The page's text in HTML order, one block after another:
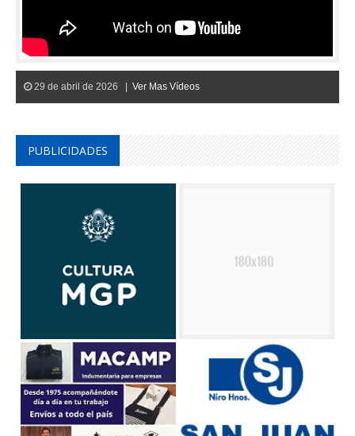
29 de abril de 2026 | Ver Mas Vídeos
PUBLICIDADES